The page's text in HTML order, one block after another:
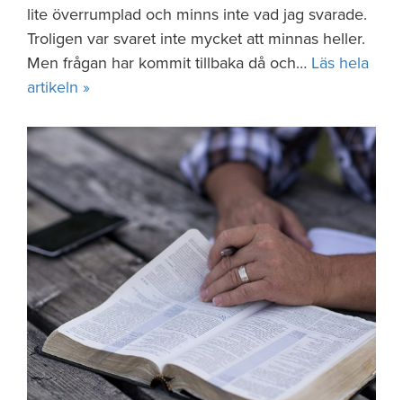
lite överrumplad och minns inte vad jag svarade.
Troligen var svaret inte mycket att minnas heller.
Men frågan har kommit tillbaka då och… Läs hela
artikeln »